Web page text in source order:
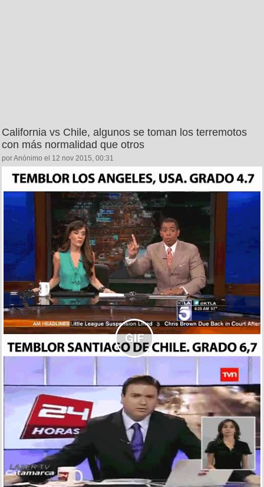
California vs Chile, algunos se toman los terremotos
con más normalidad que otros
por Anónimo el 12 nov 2015, 00:31